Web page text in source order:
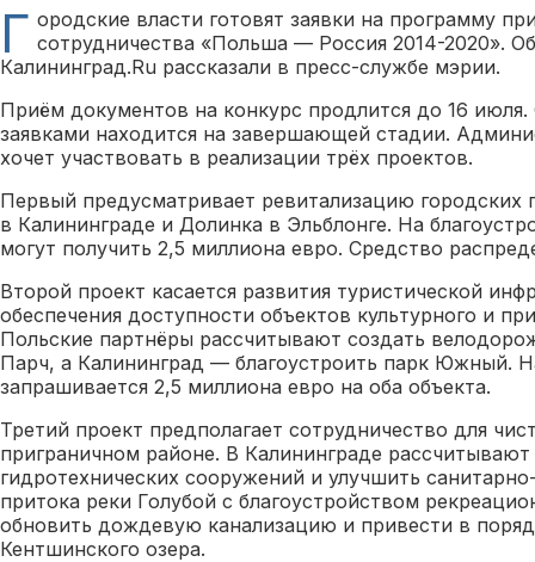
Г ородские власти готовят заявки на программу
сотрудничества «Польша — Россия 2014-2020».
Калининград.Ru рассказали в пресс-службе мэрии.
Приём документов на конкурс продлится до 16 июля.
заявками находится на завершающей стадии.
хочет участвовать в реализации трёх проектов.
Первый предусматривает ревитализацию
в Калининграде и Долинка в Эльблонге. На
могут получить 2,5 миллиона евро. Средство
Второй проект касается развития туристической
обеспечения доступности объектов культурного и
Польские партнёры рассчитывают создать
Парч, а Калининград — благоустроить парк Южный.
запрашивается 2,5 миллиона евро на оба объекта.
Третий проект предполагает сотрудничество для
приграничном районе. В Калининграде
гидротехнических сооружений и улучшить
притока реки Голубой с благоустройством
обновить дождевую канализацию и привести в
Кентшинского озера.